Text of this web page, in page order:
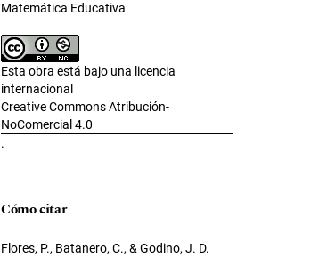
Matemática Educativa
Esta obra está bajo una licencia
internacional
Creative Commons Atribución-
NoComercial 4.0
.
Cómo citar
Flores, P., Batanero, C., & Godino, J. D.